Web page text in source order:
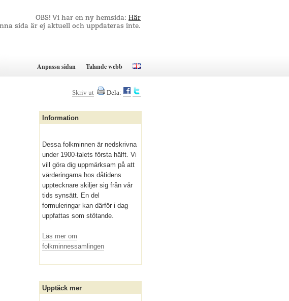
OBS! Vi har en ny hemsida: Här
sida är ej aktuell och uppdateras inte.
Anpassa sidan Talande webb
Skriv ut Dela:
Information
Dessa folkminnen är nedskrivna
under 1900-talets första hälft. Vi
vill göra dig uppmärksam på att
värderingarna hos dåtidens
upptecknare skiljer sig från vår
tids synsätt. En del
formuleringar kan därför i dag
uppfattas som stötande.
Läs mer om
folkminnessamlingen
Upptäck mer